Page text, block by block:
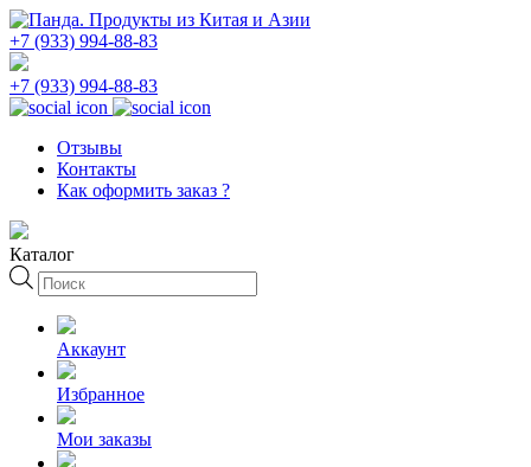
+7 (933) 994-88-83
+7 (933) 994-88-83
Отзывы
Контакты
Как оформить заказ ?
Каталог
Поиск
товаров
Аккаунт
Избранное
Мои заказы